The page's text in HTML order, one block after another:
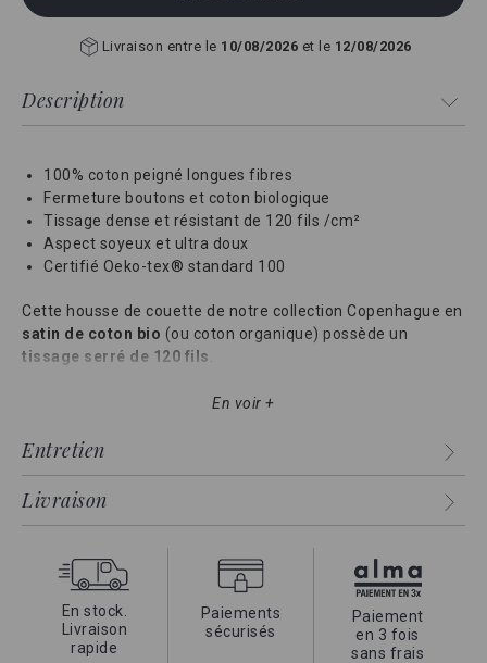
Livraison entre le 10/08/2026 et le 12/08/2026
Description
100% coton peigné longues fibres
Fermeture boutons et coton biologique
Tissage dense et résistant de 120 fils /cm²
Aspect soyeux et ultra doux
Certifié Oeko-tex® standard 100
Cette housse de couette de notre collection Copenhague en
satin de coton bio (ou coton organique) possède un
tissage serré de 120 fils
La qualité du coton à longue fibre et sa méthode de tissage
durable.
En voir +
Entretien
Livraison
En stock.
Livraison
rapide
Paiements
sécurisés
Paiement
en 3 fois
sans frais